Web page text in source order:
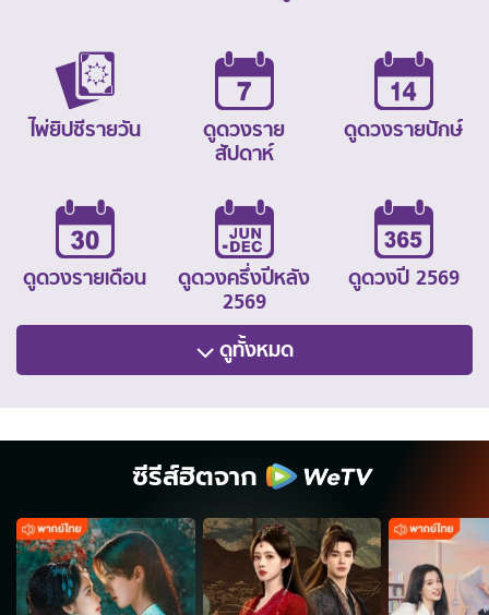
ไพ่ยิปซีรายวัน
ดูดวงราย
สัปดาห์
ดูดวงรายปักษ์
ดูดวงรายเดือน
ดูดวงครึ่งปีหลัง
2569
ดูดวงปี 2569
ดูทั้งหมด
ซีรีส์ฮิตจาก